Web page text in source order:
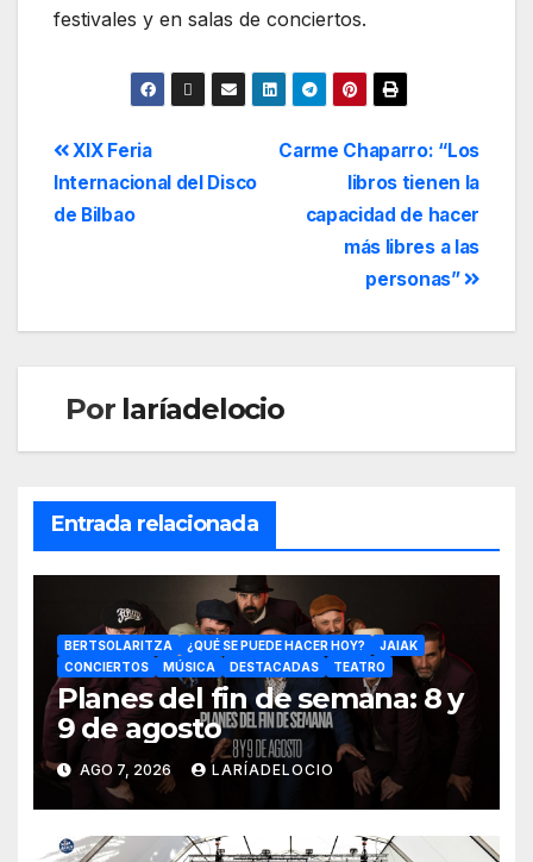
festivales y en salas de conciertos.
Carme Chaparro: “Los
libros tienen la
capacidad de hacer
más libres a las
personas”
XIX Feria
Internacional del Disco
de Bilbao
Por laríadelocio
Entrada relacionada
BERTSOLARITZA ¿QUÉ SE PUEDE HACER HOY?
JAIAK
CONCIERTOS
MÚSICA DESTACADAS TEATRO
Planes del fin de semana: 8 y
9 de agosto
AGO 7, 2026 LARÍADELOCIO